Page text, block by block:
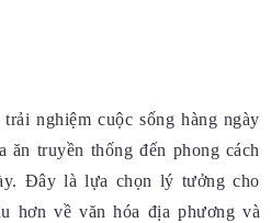
nghiệm cuộc sống hàng ngày
truyền thống đến phong cách
Đây là lựa chọn lý tưởng cho
hơn về văn hóa địa phương và